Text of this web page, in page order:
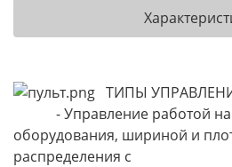
ТИПЫ
- Управление работой
оборудования, шириной и
распределения с